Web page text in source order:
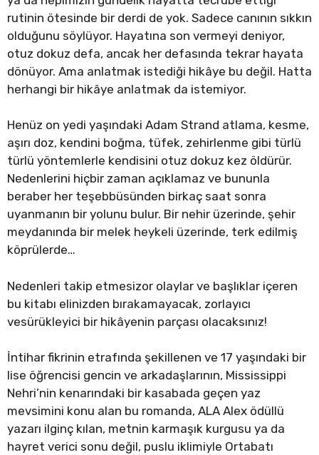
rutinin ötesinde bir derdi de yok. Sadece canının sıkkın
olduğunu söylüyor. Hayatına son vermeyi deniyor,
otuz dokuz defa, ancak her defasında tekrar hayata
dönüyor. Ama anlatmak istediği hikâye bu değil. Hatta
herhangi bir hikâye anlatmak da istemiyor.
Henüz on yedi yaşındaki Adam Strand atlama, kesme,
aşırı doz, kendini boğma, tüfek, zehirlenme gibi türlü
türlü yöntemlerle kendisini otuz dokuz kez öldürür.
Nedenlerini hiçbir zaman açıklamaz ve bununla
beraber her teşebbüsünden birkaç saat sonra
uyanmanın bir yolunu bulur. Bir nehir üzerinde, şehir
meydanında bir melek heykeli üzerinde, terk edilmiş
köprülerde…
Nedenleri takip etmesizor olaylar ve başlıklar içeren
bu kitabı elinizden bırakamayacak, zorlayıcı
vesürükleyici bir hikâyenin parçası olacaksınız!
İntihar fikrinin etrafında şekillenen ve 17 yaşındaki bir
lise öğrencisi gencin ve arkadaşlarının, Mississippi
Nehri’nin kenarındaki bir kasabada geçen yaz
mevsimini konu alan bu romanda, ALA Alex ödüllü
yazarı ilginç kılan, metnin karmaşık kurgusu ya da
hayret verici sonu değil, puslu iklimiyle Ortabatı